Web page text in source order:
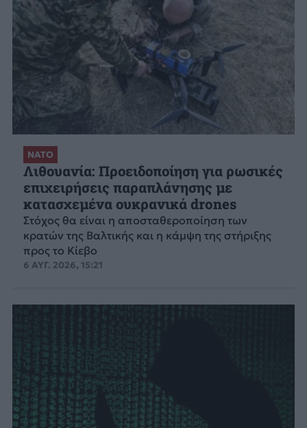
ΝΑΤΟ
Λιθουανία: Προειδοποίηση για ρωσικές
επιχειρήσεις παραπλάνησης με
κατασχεμένα ουκρανικά drones
Στόχος θα είναι η αποσταθεροποίηση των
κρατών της Βαλτικής και η κάμψη της στήριξης
προς το Κίεβο
6 ΑΥΓ. 2026, 15:21